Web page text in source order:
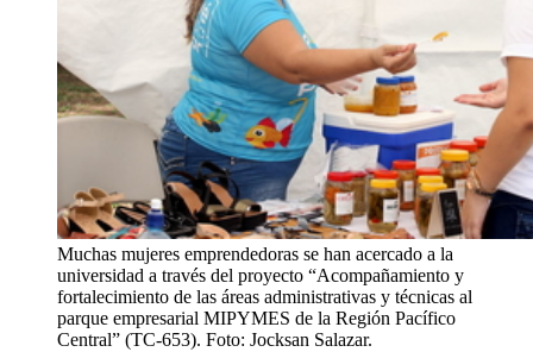
Muchas mujeres emprendedoras se han acercado a la
universidad a través del proyecto “Acompañamiento y
fortalecimiento de las áreas administrativas y técnicas al
parque empresarial MIPYMES de la Región Pacífico
Central” (TC-653). Foto: Jocksan Salazar.